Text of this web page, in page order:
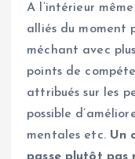
A l’intérieur
alliés du moment
méchant avec
points de
attribués sur les
possible
mentales etc. Un